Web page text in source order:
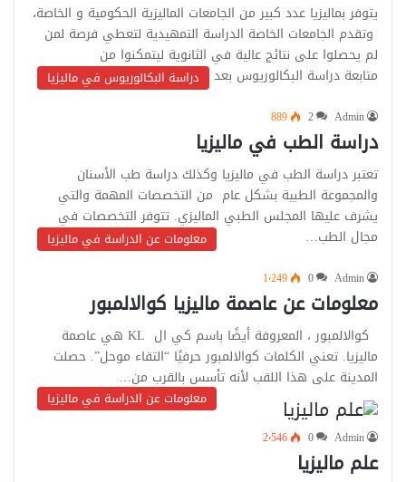
يتوفر بماليزيا عدد كبير من الجامعات الماليزية الحكومية و الخاصة،
وتقدم الجامعات الخاصة الدراسة التمهيدية لتعطي فرصة لمن
لم يحصلوا على نتائج عالية في الثانوية ليتمكنوا من
متابعة دراسة البكالوريوس بعد اجتياز…دراسة البكالوريوس في ماليزيا
Admin
2
889
دراسة الطب في ماليزيا
تعتبر دراسة الطب في ماليزيا وكذلك دراسة طب الأسنان
والمجموعة الطبية بشكل عام من التخصصات المهمة والتي
يشرف عليها المجلس الطبي الماليزي. تتوفر التخصصات في
مجال الطب…
معلومات عن الدراسة في ماليزيا
Admin
0 1٬249
معلومات عن عاصمة ماليزيا كوالالمبور
كوالالمبور ، المعروفة أيضًا باسم كي ال KL هي عاصمة
ماليزيا. تعني الكلمات كوالالمبور حرفيًا “التقاء موحل”. حصلت
المدينة على هذا اللقب لأنه تأسس بالقرب من…
معلومات عن الدراسة في ماليزيا
Admin
0 2٬546
علم ماليزيا